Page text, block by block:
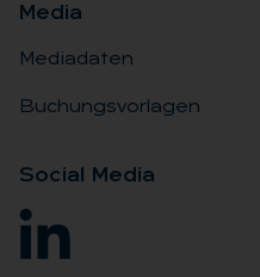
Me­dia
Mediadaten
Buchungsvorlagen
So­ci­al Me­dia